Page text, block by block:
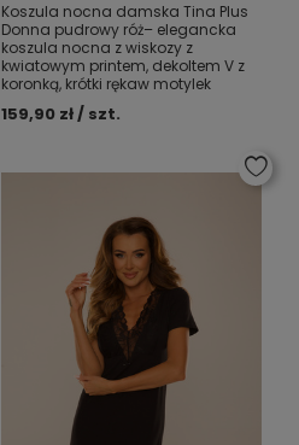
Koszula nocna damska Tina Plus
Donna pudrowy róż– elegancka
koszula nocna z wiskozy z
kwiatowym printem, dekoltem V z
koronką, krótki rękaw motylek
159,90 zł / szt.